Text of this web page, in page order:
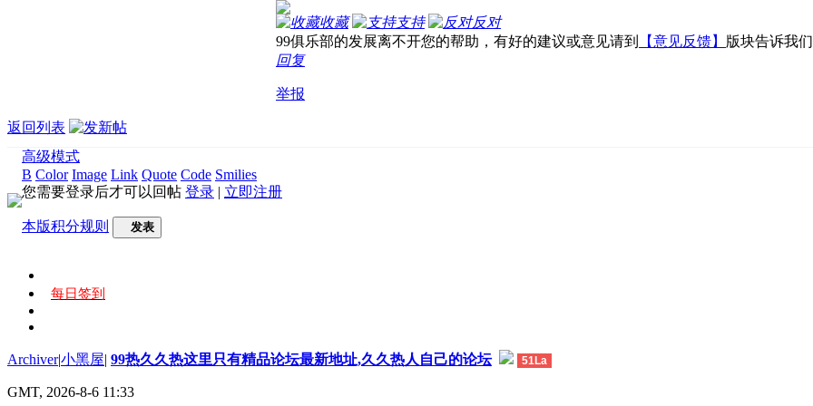
收藏 支持
反对
99俱乐部的发展离不开您的帮助，有好的建议或意见请到
【意见反馈】 版块告诉我
回复
举报
返回列表
高级模式
B Color Image Link Quote Code Smilies
您需要登录后才可以回帖 登录 | 立即注册
本版积分规则 发表
每日签到
Archiver|小黑屋| 99热久久热这里只有精品论坛最新地址,久久热人自己的论坛 51La
GMT, 2026-8-6 11:33